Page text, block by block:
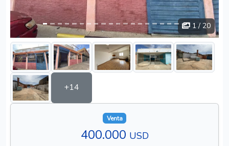
1 / 20
+14
Venta
400.000 USD